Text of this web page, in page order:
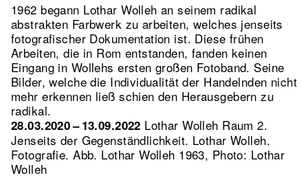
1962 begann Lothar Wolleh an seinem radikal
abstrakten Farbwerk zu arbeiten, welches jenseits
fotografischer Dokumentation ist. Diese frühen
Arbeiten, die in Rom entstanden, fanden keinen
Eingang in Wollehs ersten großen Fotoband. Seine
Bilder, welche die Individualität der Handelnden nicht
mehr erkennen ließ schien den Herausgebern zu
radikal.
28.03.2020 – 13.09.2022 Lothar Wolleh Raum 2.
Jenseits der Gegenständlichkeit. Lothar Wolleh.
Fotografie.Abb. Lothar Wolleh 1963, Photo: Lothar
Wolleh